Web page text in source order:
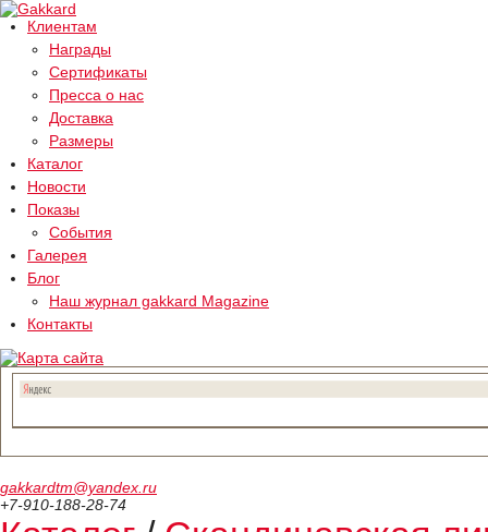
Клиентам
Награды
Сертификаты
Пресса о нас
Доставка
Размеры
Каталог
Новости
Показы
События
Галерея
Блог
Наш журнал gakkard Magazine
Контакты
gakkardtm@yandex.ru
+7-910-188-28-74